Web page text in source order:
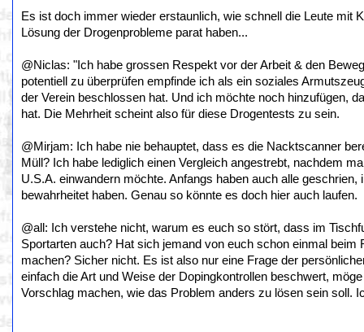
Es ist doch immer wieder erstaunlich, wie schnell die Leute mit
Lösung der Drogenprobleme parat haben...
@Niclas: "Ich habe grossen Respekt vor der Arbeit & den
potentiell zu überprüfen empfinde ich als ein soziales
der Verein beschlossen hat. Und ich möchte noch hinzufügen,
hat. Die Mehrheit scheint also für diese Drogentests zu sein.
@Mirjam: Ich habe nie behauptet, dass es die Nacktscanner
Müll? Ich habe lediglich einen Vergleich angestrebt, nachdem
U.S.A. einwandern möchte. Anfangs haben auch alle
bewahrheitet haben. Genau so könnte es doch hier auch laufen.
@all: Ich verstehe nicht, warum es euch so stört, dass im
Sportarten auch? Hat sich jemand von euch schon einmal
machen? Sicher nicht. Es ist also nur eine Frage der
einfach die Art und Weise der Dopingkontrollen beschwert,
Vorschlag machen, wie das Problem anders zu lösen sein soll.